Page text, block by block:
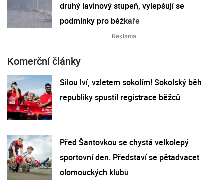
druhý lavinový stupeň, vylepšují se
podmínky pro běžkaře
Komerční články
Silou lví, vzletem sokolím! Sokolský běh
republiky spustil registrace běžců
Před Šantovkou se chystá velkolepý
sportovní den. Představí se pětadvacet
olomouckých klubů